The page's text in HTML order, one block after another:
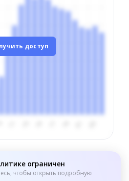
доступ
ограничен
чтобы открыть подробную